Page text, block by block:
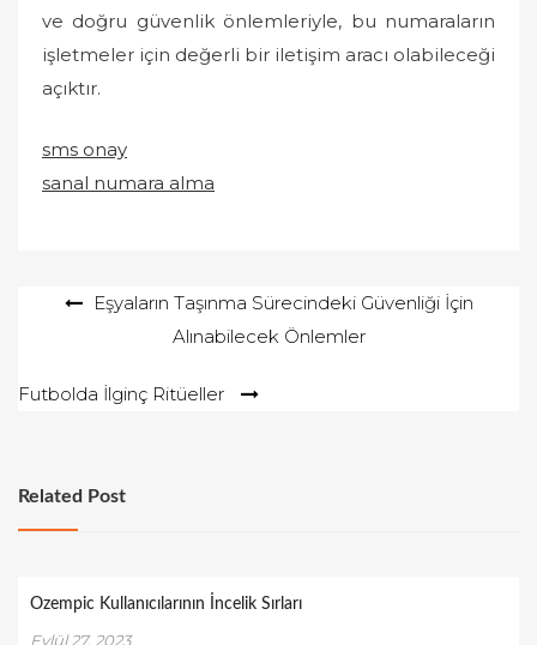
ve doğru güvenlik önlemleriyle, bu numaraların
işletmeler için değerli bir iletişim aracı olabileceği
açıktır.
sms onay
sanal numara alma
Eşyaların Taşınma Sürecindeki Güvenliği İçin
Alınabilecek Önlemler
Futbolda İlginç Ritüeller
Related Post
Ozempic Kullanıcılarının İncelik Sırları
Eylül 27, 2023